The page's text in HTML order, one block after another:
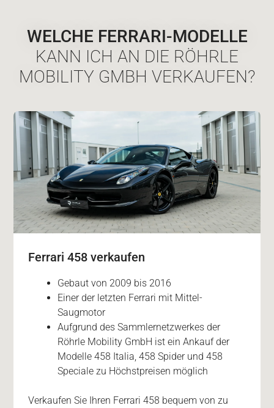
WELCHE FERRARI-MODELLE
KANN ICH AN DIE RÖHRLE
MOBILITY GMBH VERKAUFEN?
Ferrari 458 verkaufen
Gebaut von 2009 bis 2016
Einer der letzten Ferrari mit Mittel-
Saugmotor
Aufgrund des Sammlernetzwerkes der
Röhrle Mobility GmbH ist ein Ankauf der
Modelle 458 Italia, 458 Spider und 458
Speciale zu Höchstpreisen möglich
Verkaufen Sie Ihren Ferrari 458 bequem von zu